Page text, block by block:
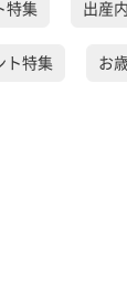
特集 出産
ト特集 お